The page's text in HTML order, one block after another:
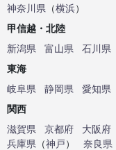
神奈川県 （横浜）
甲信越・北陸
新潟県
富山県 石川県
東海
岐阜県
静岡県 愛知県
関西
滋賀県
京都府 大阪府
兵庫県 （神戸） 奈良県